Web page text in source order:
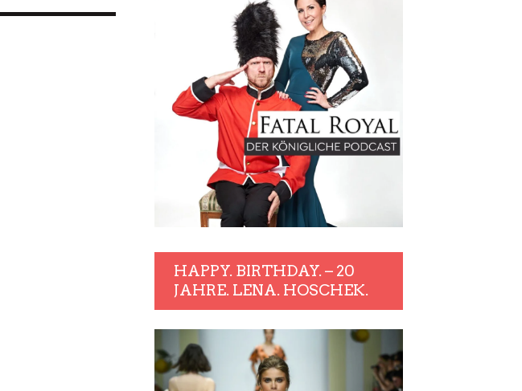
HAPPY. BIRTHDAY. – 20
JAHRE. LENA. HOSCHEK.